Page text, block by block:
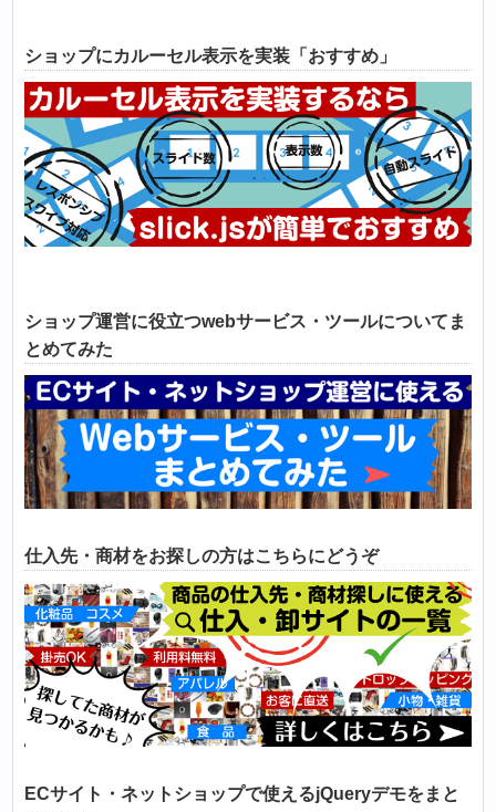
ショップにカルーセル表示を実装「おすすめ」
ショップ運営に役立つwebサービス・ツールについてま
とめてみた
仕入先・商材をお探しの方はこちらにどうぞ
ECサイト・ネットショップで使えるjQueryデモをまと